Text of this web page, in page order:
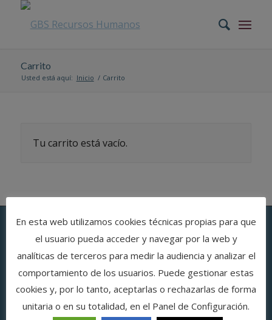
Carrito
Usted está aquí: Inicio / Carrito
Tu carrito está vacío.
Síguenos en
En esta web utilizamos cookies técnicas propias para que
el usuario pueda acceder y navegar por la web y
analíticas de terceros para medir la audiencia y analizar el
comportamiento de los usuarios. Puede gestionar estas
cookies y, por lo tanto, aceptarlas o rechazarlas de forma
unitaria o en su totalidad, en el Panel de Configuración.